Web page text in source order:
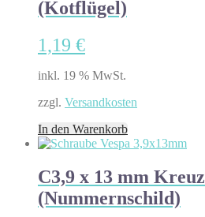
(Kotflügel)
1,19 €
inkl. 19 % MwSt.
zzgl. Versandkosten
In den Warenkorb
C3,9 x 13 mm Kreuz
(Nummernschild)